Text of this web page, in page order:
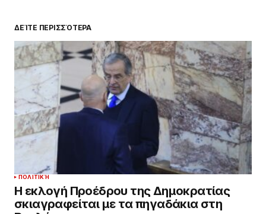
ΔΕΊΤΕ ΠΕΡΙΣΣΌΤΕΡΑ
ΠΟΛΙΤΙΚΉ
Η εκλογή Προέδρου της Δημοκρατίας
σκιαγραφείται με τα πηγαδάκια στη